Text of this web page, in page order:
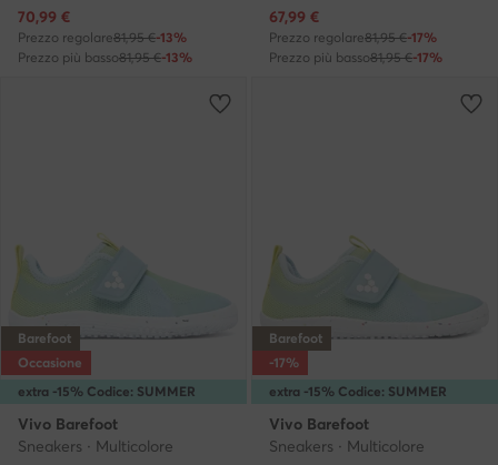
Prezzo attuale
70,99 €
Prezzo regolare81,95 €-13%
Prezzo più basso81,95 €-13%
Prezzo attuale
67,99 €
Prezzo regolare81,95 €-17%
Prezzo più basso81,95 €-17%
extra -15% Codice: SUMMER
Barefoot
Occasione
Vivo Barefoot
Sneakers · Multicolore
extra -15% Codice: SUMMER
Barefoot
-17%
Vivo Barefoot
Sneakers · Multicolore